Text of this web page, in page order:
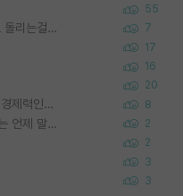
55
왜 후배가 못하는걸 교수님은 내 책임으로 돌리는걸까요? 7
17
16
20
박사진학하기에 2억은 괜찮은 (?) 정도의 경제력인가요 8
타대학원 컨텍 준비중인데, 지도교수님께는 언제 말씀드려야 할까요? 2
2
3
3